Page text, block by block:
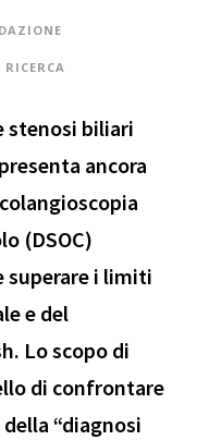
RICERCA
stenosi biliari
ancora
(DSOC)
i limiti
e del
Lo scopo di
di confrontare
“diagnosi